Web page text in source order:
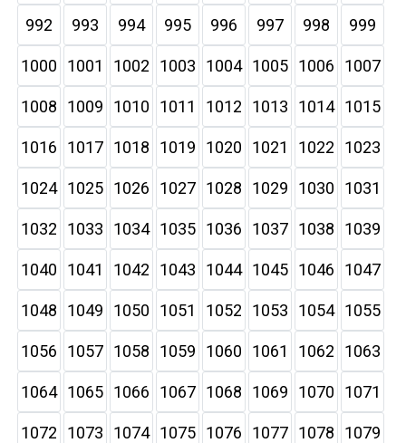
992 993 994 995 996 997 998 999
1000 1001 1002 1003 1004 1005 1006 1007
1008 1009 1010 1011 1012 1013 1014 1015
1016 1017 1018 1019 1020 1021 1022 1023
1024 1025 1026 1027 1028 1029 1030 1031
1032 1033 1034 1035 1036 1037 1038 1039
1040 1041 1042 1043 1044 1045 1046 1047
1048 1049 1050 1051 1052 1053 1054 1055
1056 1057 1058 1059 1060 1061 1062 1063
1064 1065 1066 1067 1068 1069 1070 1071
1072 1073 1074 1075 1076 1077 1078 1079